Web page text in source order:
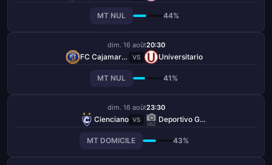
MT NUL 44%
dim. 16 août20:30
FC Cajamarca VS Universitario
MT NUL 41%
dim. 16 août23:30
Cienciano VS Deportivo Garcilaso
MT DOMICILE 43%